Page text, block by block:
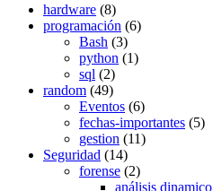
hardware (8)
programación (6)
Bash (3)
python (1)
sql (2)
random (49)
Eventos (6)
fechas-importantes (5)
gestion (11)
Seguridad (14)
forense (2)
análisis dinamico